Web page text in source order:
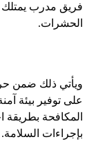
فريق مدرب يمتلك
الحشرات.
ويأتي ذلك ضمن
على توفير بيئة
المكافحة بطريقة
بإجراءات السلامة.